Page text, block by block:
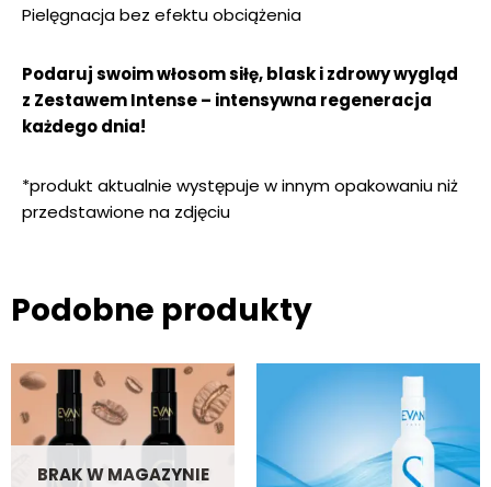
Pielęgnacja bez efektu obciążenia
Podaruj swoim włosom siłę, blask i zdrowy wygląd
z Zestawem Intense – intensywna regeneracja
każdego dnia!
*produkt aktualnie występuje w innym opakowaniu niż
przedstawione na zdjęciu
Podobne produkty
BRAK W MAGAZYNIE